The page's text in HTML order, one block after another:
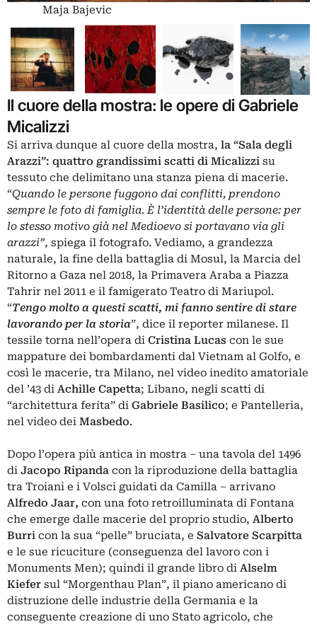
Maja Bajevic
Il cuore della mostra: le opere di Gabriele
Micalizzi
Si arriva dunque al cuore della mostra, la “Sala degli
Arazzi”: quattro grandissimi scatti di Micalizzi su
tessuto che delimitano una stanza piena di macerie.
“Quando le persone fuggono dai conflitti, prendono
sempre le foto di famiglia. È l’identità delle persone: per
lo stesso motivo già nel Medioevo si portavano via gli
arazzi”, spiega il fotografo. Vediamo, a grandezza
naturale, la fine della battaglia di Mosul, la Marcia del
Ritorno a Gaza nel 2018, la Primavera Araba a Piazza
Tahrir nel 2011 e il famigerato Teatro di Mariupol.
“Tengo molto a questi scatti, mi fanno sentire di stare
lavorando per la storia”, dice il reporter milanese. Il
tessile torna nell’opera di Cristina Lucas con le sue
mappature dei bombardamenti dal Vietnam al Golfo, e
così le macerie, tra Milano, nel video inedito amatoriale
del ’43 di Achille Capetta; Libano, negli scatti di
“architettura ferita” di Gabriele Basilico; e Pantelleria,
nel video dei Masbedo.
Dopo l’opera più antica in mostra – una tavola del 1496
di Jacopo Ripanda con la riproduzione della battaglia
tra Troiani e i Volsci guidati da Camilla – arrivano
Alfredo Jaar, con una foto retroilluminata di Fontana
che emerge dalle macerie del proprio studio, Alberto
Burri con la sua “pelle” bruciata, e Salvatore Scarpitta
e le sue ricuciture (conseguenza del lavoro con i
Monuments Men); quindi il grande libro di Alselm
Kiefer sul “Morgenthau Plan”, il piano americano di
distruzione delle industrie della Germania e la
conseguente creazione di uno Stato agricolo, che